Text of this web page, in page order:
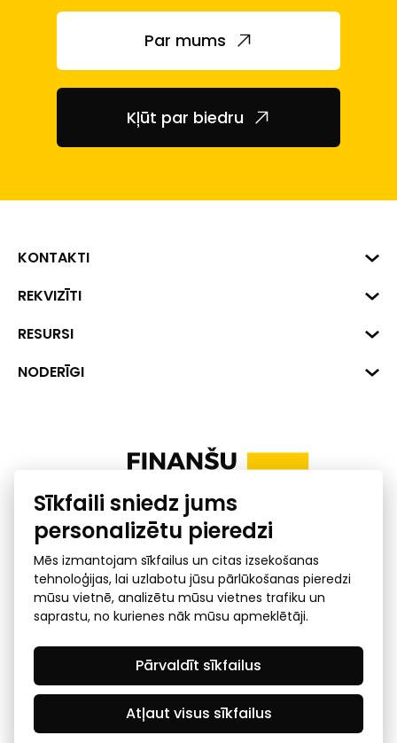
Par mums
Kļūt par biedru
KONTAKTI
Biznesa centrs "VERDE" Roberta
1045
+371 287 18175
REKVIZĪTI
Reģ. Nr. 40008002175
Banka: SEB Banka
RESURSI
Dati
Uzņēmumu kredītspējas kalkulators
NODERĪGI
Ombuds
Privātuma politika
GDPR subjekta piekļuves
pieprasījums
© 2026 Latvijas Finanšu nozares asociācija - visas tiesības
rezervētas
Created by Mediapark
Sīkfaili sniedz jums
personalizētu pieredzi
Mēs izmantojam sīkfailus un citas izsekošanas
tehnoloģijas, lai uzlabotu jūsu pārlūkošanas pieredzi
mūsu vietnē, analizētu mūsu vietnes trafiku un
saprastu, no kurienes nāk mūsu apmeklētāji.
Atļaut visus sīkfailus
Pārvaldīt sīkfailus